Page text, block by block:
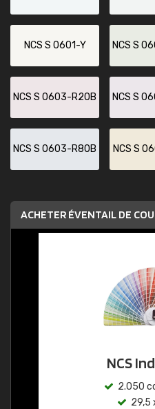
NCS S 0601-Y NCS S
NCS S 0603-R20B NCS S
NCS S 0603-R80B NCS S
ACHETER ÉVENTAIL DE
NCS
2.050
29,5